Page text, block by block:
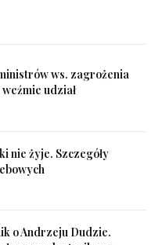
ws. zagrożenia
udział
nie żyje. Szczegóły
o Andrzeju Dudzie.